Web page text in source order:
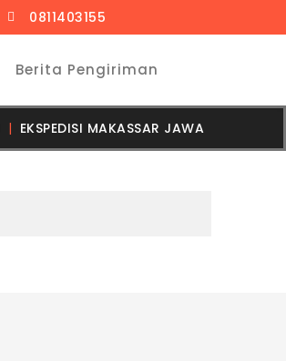
0811403155
Berita Pengiriman
EKSPEDISI MAKASSAR JAWA